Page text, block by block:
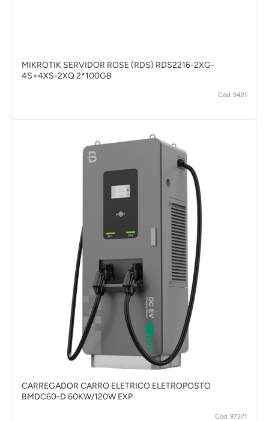
MIKROTIK SERVIDOR ROSE (RDS) RDS2216-2XG-
4S+4XS-2XQ 2*100GB
Cód. 9421
CARREGADOR CARRO ELETRICO ELETROPOSTO
BMDC60-D 60KW/120W EXP
Cód. 97271